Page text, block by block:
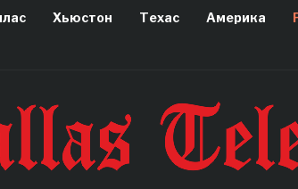
Хьюстон Техас Америка